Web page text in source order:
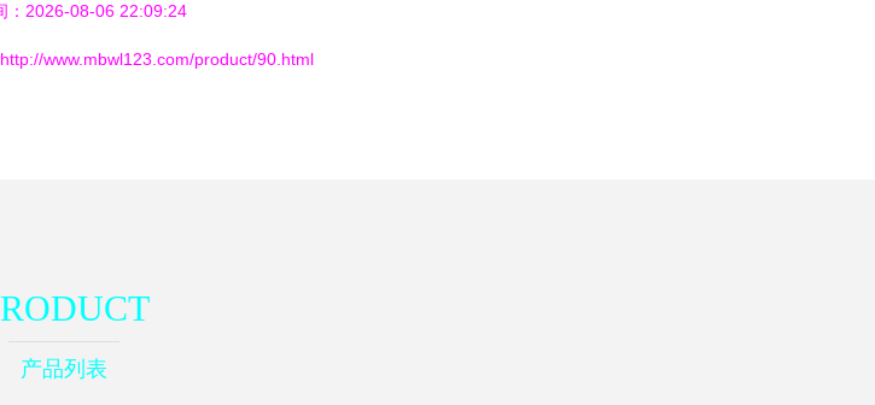
：2026-08-06 22:09:24
www.mbwl123.com/product/90.html
产品列表